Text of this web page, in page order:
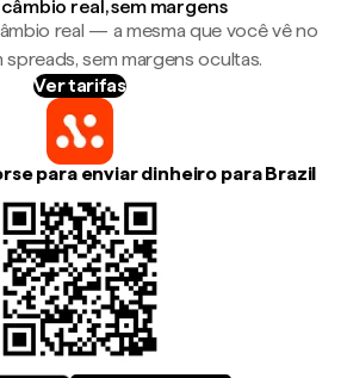
câmbio real, sem margens
real — a mesma que você vê no
spreads, sem margens ocultas.
Ver tarifas
para enviar dinheiro para Brazil